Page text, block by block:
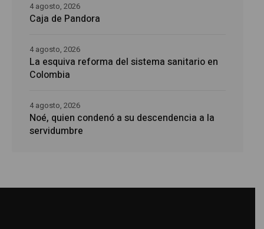
Caja de Pandora
4 agosto, 2026
La esquiva reforma del sistema sanitario en
Colombia
4 agosto, 2026
Noé, quien condenó a su descendencia a la
servidumbre
4 agosto, 2026